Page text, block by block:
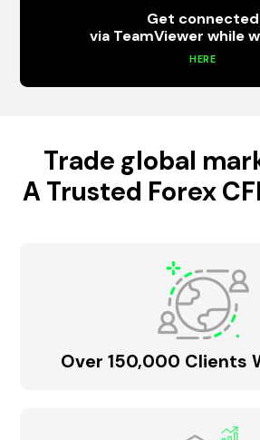
Get connected
via TeamViewer while
HERE
Trade global
A Trusted Forex
Over 150,000 Clients